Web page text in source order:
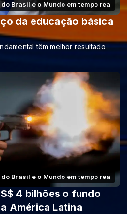
Brasil e o Mundo em tempo real
da educação básica
têm melhor resultado
Brasil e o Mundo em tempo real
4 bilhões o fundo
América Latina